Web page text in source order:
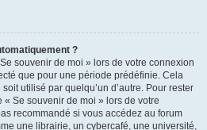
?
souvenir de moi » lors de votre connexion
que pour une période prédéfinie. Cela
utilisé par quelqu’un d’autre. Pour rester
Se souvenir de moi » lors de votre
recommandé si vous accédez au forum
une librairie, un cybercafé, une université,